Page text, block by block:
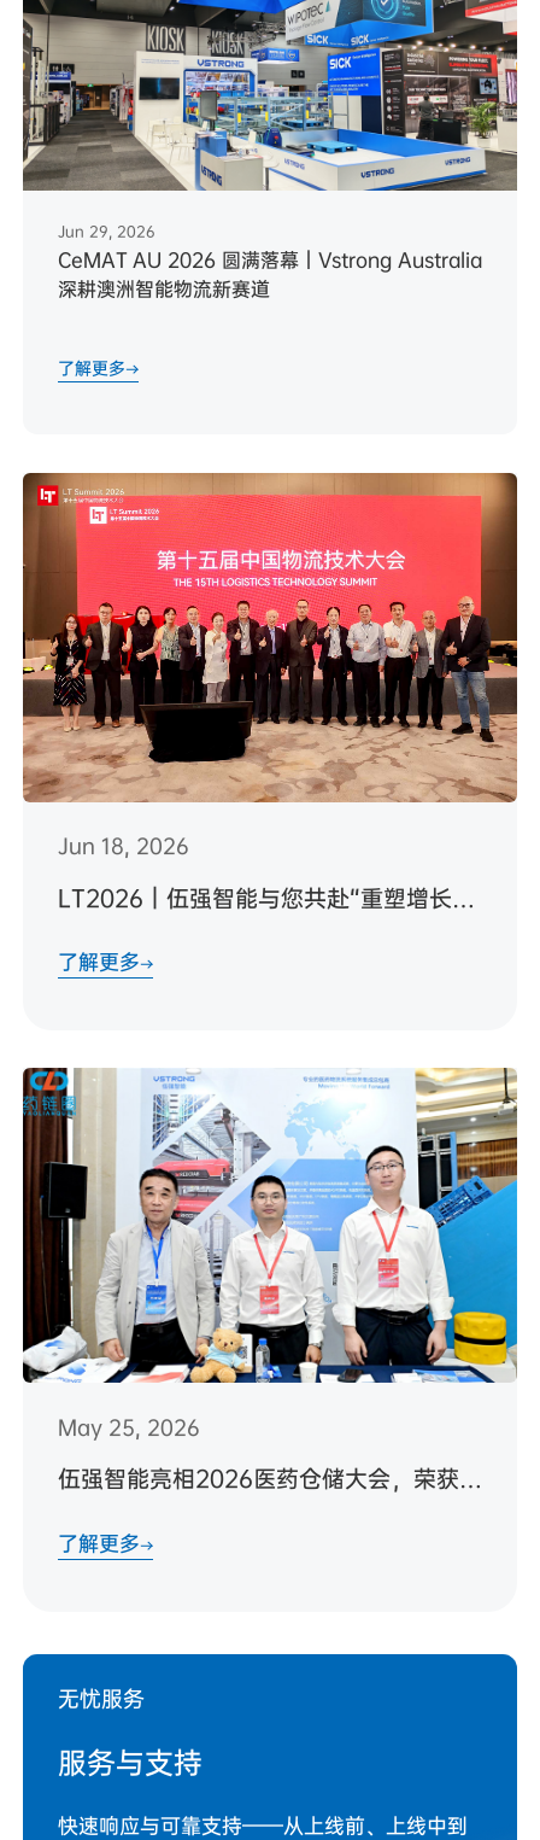
Jun 29, 2026
CeMAT AU 2026 圆满落幕｜Vstrong Australia
深耕澳洲智能物流新赛道
了解更多
Jun 18, 2026
LT2026｜伍强智能与您共赴“重塑增长”之约
了解更多
May 25, 2026
伍强智能亮相2026医药仓储大会，荣获两项行业殊荣
了解更多
无忧服务
服务与支持
快速响应与可靠支持——从上线前、上线中到